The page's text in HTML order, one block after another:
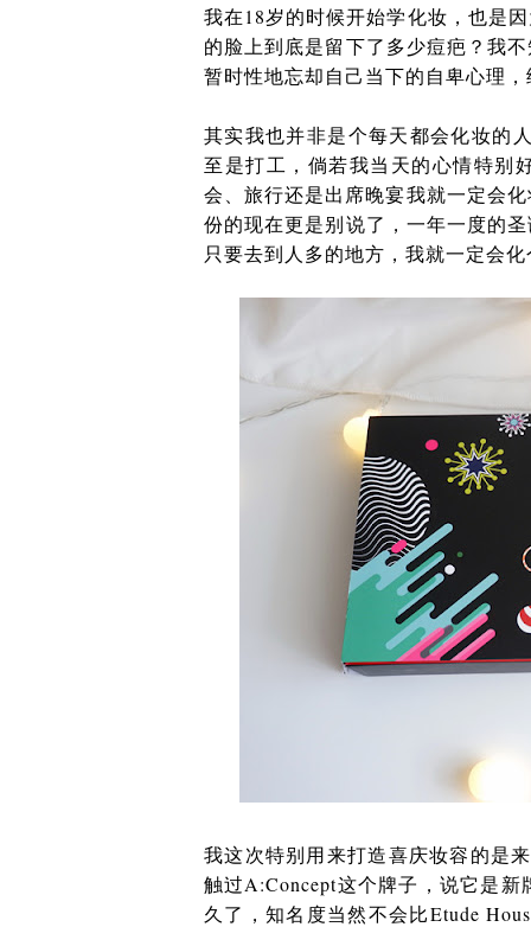
我在18岁的时候开始学化妆，也是
的脸上到底是留下了多少痘疤？我
暂时性地忘却自己当下的自卑心理
其实我也并非是个每天都会化妆的
至是打工，倘若我当天的心情特别
会、旅行还是出席晚宴我就一定会
份的现在更是别说了，一年一度的
只要去到人多的地方，我就一定会
我这次特别用来打造喜庆妆容的是
触过A:Concept这个牌子，说它是
久了，知名度当然不会比Etude